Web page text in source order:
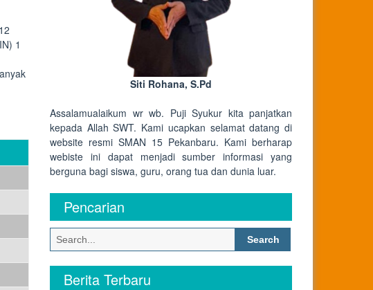
1
Siti Rohana, S.Pd
Assalamualaikum wr wb. Puji Syukur kita panjatkan
kepada Allah SWT. Kami ucapkan selamat datang di
website resmi SMAN 15 Pekanbaru. Kami berharap
webiste ini dapat menjadi sumber informasi yang
berguna bagi siswa, guru, orang tua dan dunia luar.
Pencarian
Search
for:
Berita Terbaru